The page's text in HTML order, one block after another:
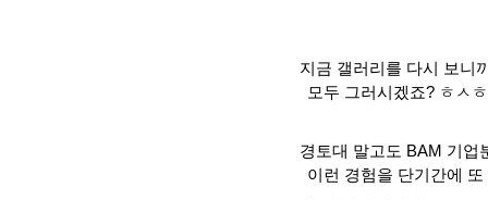
지금 갤러리를 다시 보니
모두 그러시겠죠? ㅎㅅㅎ
경토대 말고도 BAM 기업
이런 경험을 단기간에